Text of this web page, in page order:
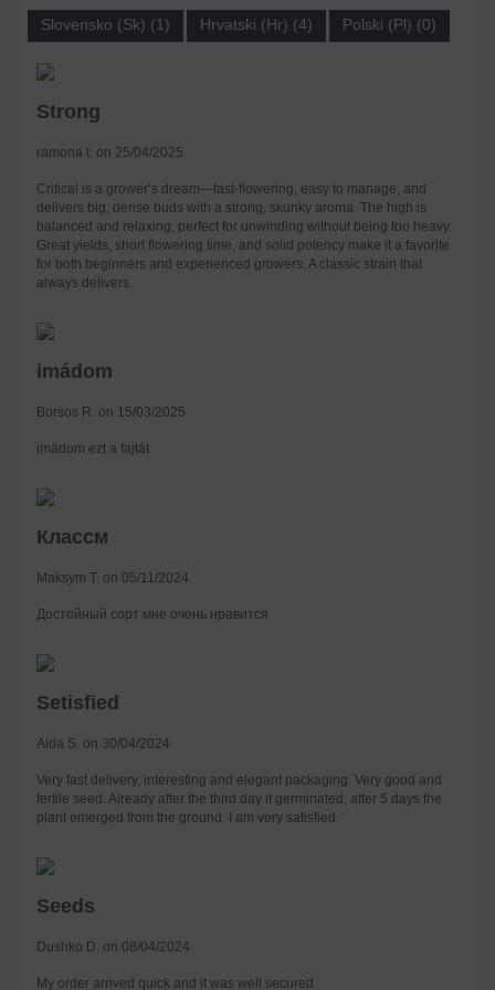
Slovensko (Sk) (1) Hrvatski (Hr) (4) Polski (Pl) (0)
Strong
ramona t. on 25/04/2025
Critical is a grower’s dream—fast-flowering, easy to manage, and
delivers big, dense buds with a strong, skunky aroma. The high is
balanced and relaxing, perfect for unwinding without being too heavy.
Great yields, short flowering time, and solid potency make it a favorite
for both beginners and experienced growers. A classic strain that
always delivers.
imádom
Borsos R. on 15/03/2025
imádom ezt a fajtát
Классм
Maksym T. on 05/11/2024
Достойный сорт мне очень нравится
Setisfied
Aida S. on 30/04/2024
Very fast delivery, interesting and elegant packaging. Very good and
fertile seed. Already after the third day it germinated, after 5 days the
plant emerged from the ground. I am very satisfied.
Seeds
Dushko D. on 08/04/2024
My order arrived quick and it was well secured